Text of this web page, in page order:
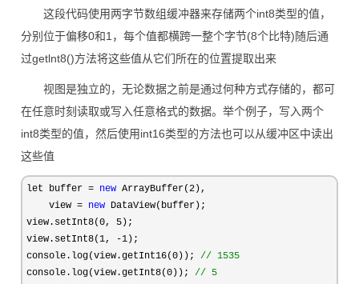
这段代码使用两字节数组缓冲器来存储两个int8类型的值，
分别位于偏移0和1，每个值都横跨一整个字节(8个比特)随后通
过getlnt8()方法将这些值从它们所在的位置提取出来
视图是独立的，无论数据之前是通过何种方式存储的，都可
在任意时刻读取或写入任意格式的数据。举个例子，写入两个
int8类型的值，然后使用int16类型的方法也可以从缓冲区中读出
这些值
let buffer = new ArrayBuffer(2 ),
    view
= new DataView(buffer);
view.setInt8(0, 5 );
view.setInt8(1, -1 );
console.log(view.getInt16(0)); // 1535
console.log(view.getInt8(0)); // 5